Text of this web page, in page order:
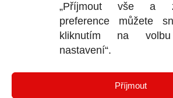
„Příjmout vše a
preference můžete
kliknutím na volbu
nastavení“.
Příjmout